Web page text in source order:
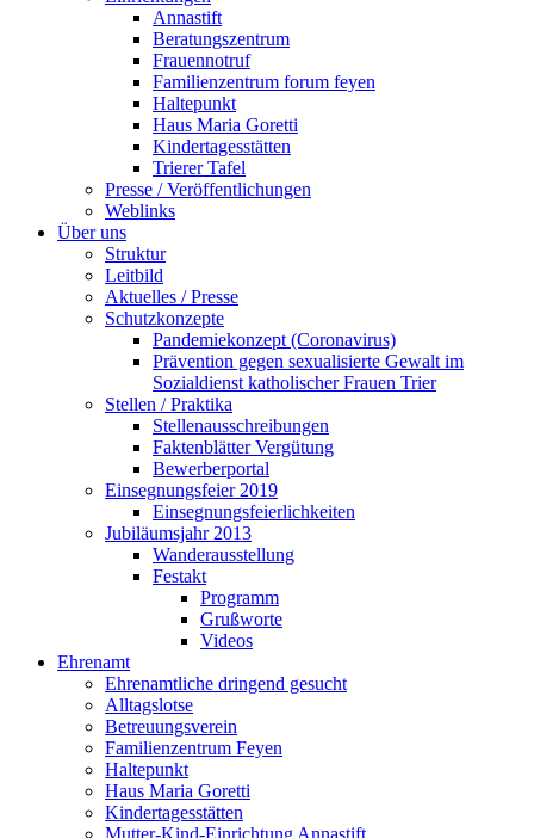
Annastift
Beratungszentrum
Frauennotruf
Familienzentrum forum feyen
Haltepunkt
Haus Maria Goretti
Kindertagesstätten
Trierer Tafel
Presse / Veröffentlichungen
Weblinks
Über uns
Struktur
Leitbild
Aktuelles / Presse
Schutzkonzepte
Pandemiekonzept (Coronavirus)
Prävention gegen sexualisierte Gewalt im
Sozialdienst katholischer Frauen Trier
Stellen / Praktika
Stellenausschreibungen
Faktenblätter Vergütung
Bewerberportal
Einsegnungsfeier 2019
Einsegnungsfeierlichkeiten
Jubiläumsjahr 2013
Wanderausstellung
Festakt
Programm
Grußworte
Videos
Ehrenamt
Ehrenamtliche dringend gesucht
Alltagslotse
Betreuungsverein
Familienzentrum Feyen
Haltepunkt
Haus Maria Goretti
Kindertagesstätten
Mutter-Kind-Einrichtung Annastift